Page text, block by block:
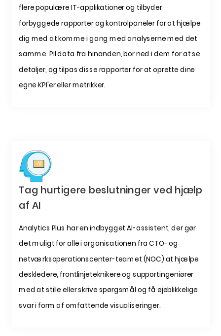
flere populære IT-applikationer og tilbyder
forbyggede rapporter og kontrolpaneler for at hjælpe
dig med at komme i gang med analyserne med det
samme. Pil data fra hinanden, bor ned i dem for at se
detaljer, og tilpas disse rapporter for at oprette dine
egne KPI'er eller metrikker.
Tag hurtigere beslutninger ved hjælp
af AI
Analytics Plus har en indbygget AI-assistent, der gør
det muligt for alle i organisationen fra CTO- og
netværksoperationscenter-teamet (NOC) at hjælpe
deskledere, frontlinjeteknikere og supportingeniører
med at stille eller skrive spørgsmål og få øjeblikkelige
svar i form af omfattende visualiseringer.